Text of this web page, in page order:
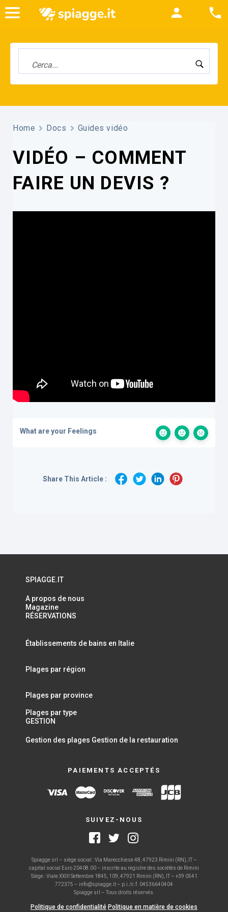
Home Docs Guides vidéo
VIDÉO – COMMENT
FAIRE UN DEVIS ?
What are your Feelings
Share This Article :
SPIAGGE.IT
A propos de nous
Magazine
RÉSERVATIONS
Établissements de bains en Italie
Plages par région
Plages par province
Plages par type
GESTION
Gestion des plages Gestion de la restauration
PAIEMENTS ACCEPTÉS
SUIVEZ-NOUS
Spiagge srl – siège social : Via Marecchiese 48, 47923 Rimini (RN), IT –
capital social Euro 20408.00 – inscrite au registre des sociétés de Rimini
Siège : Viale XXIII Settembre 1845, 109, 47921 Rimini (RN), IT – +39 0541
772375 – info@spiagge.it – p.i./c.f. 04536640404
Spiagge srl – Tous droits réservés.
Politique de confidentialité Politique en matière de cookies